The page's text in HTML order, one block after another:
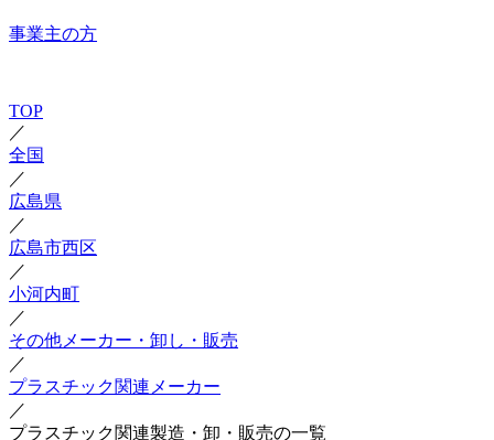
事業主の方
TOP
／
全国
／
広島県
／
広島市西区
／
小河内町
／
その他メーカー・卸し・販売
／
プラスチック関連メーカー
／
プラスチック関連製造・卸・販売の一覧